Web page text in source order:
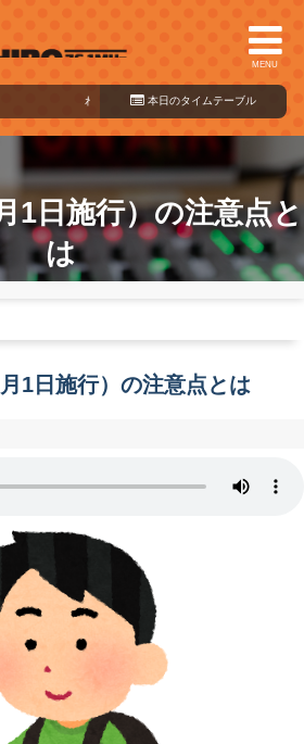
MENU
わくわく♪プラス 07:30～13:30
本日のタイ ムテーブル
1日施行）の注意点と
は
1日施行）の注意点とは